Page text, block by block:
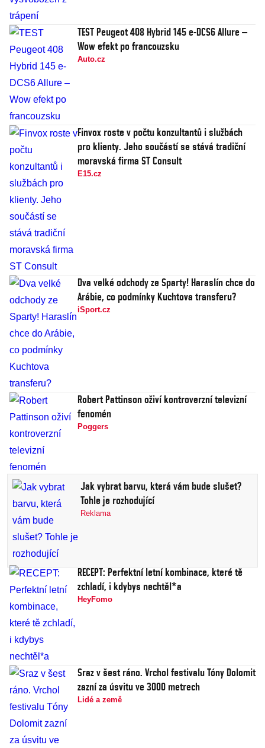
TEST Peugeot 408 Hybrid 145 e-DCS6 Allure –
Wow efekt po francouzsku
Auto.cz
Finvox roste v počtu konzultantů i službách
pro klienty. Jeho součástí se stává tradiční
moravská firma ST Consult
E15.cz
Dva velké odchody ze Sparty! Haraslín chce do
Arábie, co podmínky Kuchtova transferu?
iSport.cz
Robert Pattinson oživí kontroverzní televizní
fenomén
Poggers
Jak vybrat barvu, která vám bude slušet?
Tohle je rozhodující
Reklama
RECEPT: Perfektní letní kombinace, které tě
zchladí, i kdybys nechtěl*a
HeyFomo
Sraz v šest ráno. Vrchol festivalu Tóny Dolomit
zazní za úsvitu ve 3000 metrech
Lidé a země